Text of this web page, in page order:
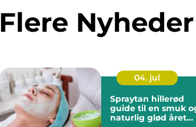
Flere Nyheder
04. jul
Spraytan hillerød
guide til en smuk
naturlig glød året